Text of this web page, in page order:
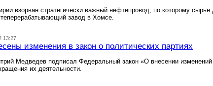
взорван стратегически важный нефтепровод, по которому
завод в Хомсе.
13:27
изменения в закон о политических партиях
Медведев подписал Федеральный закон «О внесении
их деятельности.